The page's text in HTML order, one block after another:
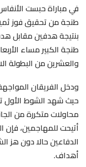
في مباراة حبست
طنجة من تحقيق فوز
بنتيجة هدفين مقابل
طنجة الكبير مساء
والعشرين من البطولة
ودخل الفريقان
حيث شهد الشوط الأول
محاولات متكررة من
أتيحت للمهاجمين، فإن
الدفاعين حالا دون هز
أهداف.